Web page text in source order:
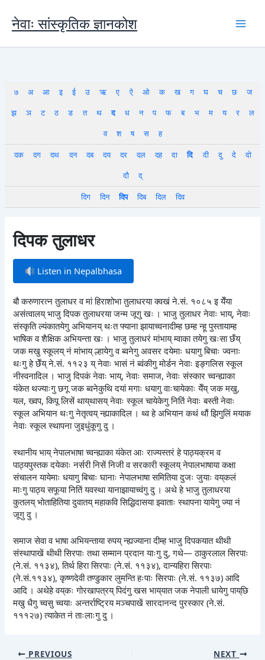
content
नेवाः सांस्कृतिक ज्ञानकोश
७ अ आ इ ई उ ऋ ए ऐ ओ क ख ग घ च छ
ज
झ
ञ ट ठ ड त थ द ध न प फ ब भ म य र
ल
व
श ष स
ह
दक
दग दथ दन दब दय दर दल दह दा दि दी दु दे
दो
दौ
द्
दिग
दिन दिप दिब दिल दिव
दिपक तुलाधर
Listen in Nepalbhasa
बौ करुणारत्न तुलाधर व मां हिराशोभा तुलाधरया क्वखं ने.सं. १०८५ इ येँया
असंत्वालय् भाजु दिपक तुलाधरया जन्म जूगु खः । भाजु तुलाधर नेवाः भाय्, नेवाः
संस्कृति ल्यंकातयेगु अभियानय् थःत फ्याना झायाच्वनादीम्ह छम्ह न्हू पुस्तायाम्ह
भाषिक व शैक्षिक अभियन्ता खः । भाजु तुलाधरं मांभाय् म्वाका तयेगु खःसा छँय्
जक मखु स्कूलय् नं मांभाय् ल्हायेगु व ब्वनेगु अवसर दयेमाः धयागु बिचाः ज्वनाः
थःगु हे छेँय् ने.सं. ११२३ य् नेवाः भासं नं ब्वंकीगु मोर्डन नेवाः इङ्गलिस स्कूल
नीस्वनादिल । भाजु दिपकं नेवाः भाय्, नेवाः समाज, नेवाः संस्कार च्वन्ह्याका
यंकेत थज्याःगु छगू जक ब्वनेकुथि दयां मगाः धयागु वाःचायेकाः येँय् जक मखु,
यल, ख्वप, किपू लिसें थाय्‌थासय् नेवाः स्कूल चायेकेगु नितिं नेवाः बस्ती नेवाः
स्कूल अभियान थःगु नेतृत्वय् न्ह्याकादिल । थ्व हे अभियान कथं थौं झिगुलिं मयाक
नेवाः स्कूल स्थापना जुइधुंकूगु दु ।
स्थानीय भाय् नेपालभाषा च्वन्ह्याका यंकेत आः राज्यस्तरं हे पाठ्यक्रम व
पाठ्यपुस्तक दयेकाः नर्सरी निसें निजी व सरकारी स्कूलय् नेपालभाषाया कक्षा
संचालन यायेमाः धयागु बिचाः घानाः नेपालभाषा समितिया दुजः जुयाः वय्‌कलं
माःगु पाठ्य सफूया नितिं यवस्था यानाझायाच्वंगु दु । अथे हे भाजु तुलाधरया
कुतलय् भोताहितिया दुवातय् महाकवि सिद्धिदासया झ्वाताः स्थापना यायेगु ज्या नं
जूगु दु ।
समाज सेवा व भाषा अभियन्ताया रुपय् न्ह्यज्याना दीम्ह भाजु दिपकयात थीथी
संस्थापाखें थीथी सिरपाः तथा सम्मान प्रदान याःगु दु, गथे— ठाकुरलाल सिरपाः
(ने.सं. ११३४), तिर्थ हिरा सिरपाः (ने.सं. ११३४), दान्यहिरा सिरपाः
(ने.सं.११३४), कृष्णदेवी तण्डुकार लुमन्ति हःपाः सिरपाः (ने.सं. ११३७) आदि
आदि । अथेहे वय्‌कः गोरखापत्रय् पिदंगु खस भाय्‌यात जक नेपाली धायेगु पाय्‌छि
मखु धैगु च्वसु च्वयाः अन्तर्राष्ट्रिय मञ्चपाखें सारदानन्द पुरस्कार (ने.सं.
१११२७) त्याकेत नं ताःलाःगु दु ।
PREVIOUS NEXT